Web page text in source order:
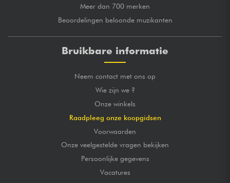
Meer dan 700 merken
Beoordelingen beloonde muzikanten
Bruikbare informatie
Neem contact met ons op
Wie zijn we ?
Onze winkels
Raadpleeg onze koopgidsen
Voorwaarden
Onze veelgestelde vragen bekijken
Persoonlijke gegevens
Vacatures